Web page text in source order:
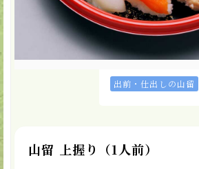
★お気に入り
取扱店
出前・仕出しの山留
山留 上握り（1人前）